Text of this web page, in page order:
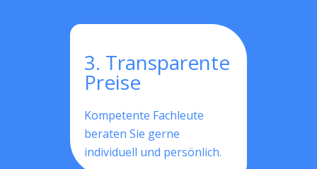
3. Transparente
Preise
Kompetente Fachleute
beraten Sie gerne
individuell und persönlich.